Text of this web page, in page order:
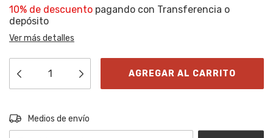
10% de descuento pagando con Transferencia o
depósito
Ver más detalles
Entregas para el CP:
Medios de envío